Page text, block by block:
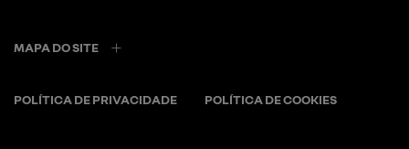
MAPA DO SITE
POLÍTICA DE PRIVACIDADE POLÍTICA DE COOKIES